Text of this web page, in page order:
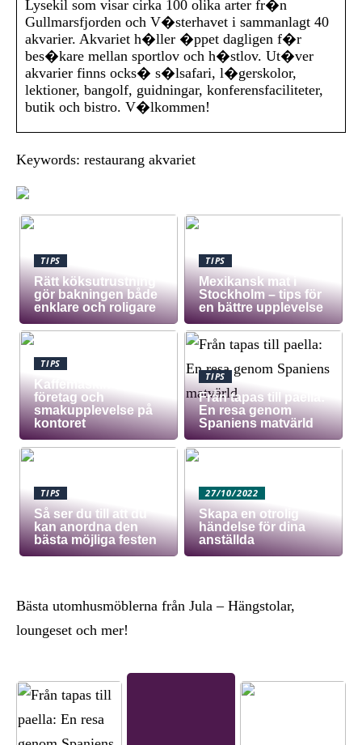
Lysekil som visar cirka 100 olika arter fr�n
Gullmarsfjorden och V�sterhavet i sammanlagt 40
akvarier. Akvariet h�ller �ppet dagligen f�r
bes�kare mellan sportlov och h�stlov. Ut�ver
akvarier finns ocks� s�lsafari, l�gerskolor,
lektioner, bangolf, guidningar, konferensfaciliteter,
butik och bistro. V�lkommen!
Keywords: restaurang akvariet
TIPS
Rätt köksutrustning
gör bakningen både
enklare och roligare
TIPS
Mexikansk mat i
Stockholm – tips för
en bättre upplevelse
TIPS
Kaffemaskin för
företag och
smakupplevelse på
kontoret
TIPS
Från tapas till paella:
En resa genom
Spaniens matvärld
TIPS
Så ser du till att du
kan anordna den
bästa möjliga festen
27/10/2022
Skapa en otrolig
händelse för dina
anställda
Bästa utomhusmöblerna från Jula – Hängstolar,
loungeset och mer!